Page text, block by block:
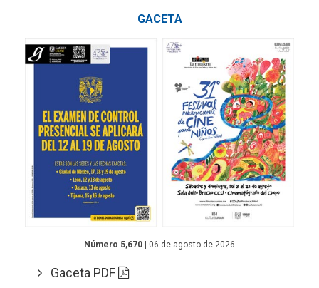
GACETA
Número 5,670 | 06 de agosto de 2026
Gaceta PDF